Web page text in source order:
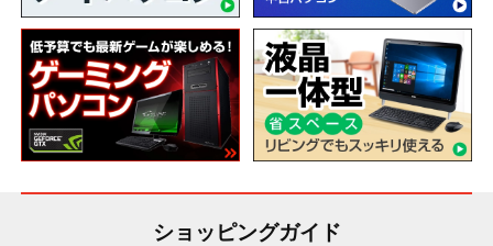
ショッピングガイド